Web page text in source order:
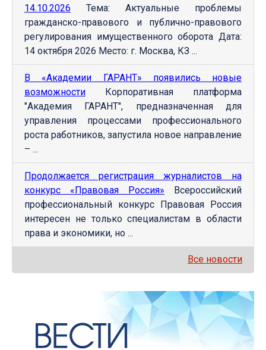
14.10.2026 Тема: Актуальные проблемы
гражданско-правового и публично-правового
регулирования имущественного оборота Дата:
14 октября 2026 Место: г. Москва, КЗ ...
В «Академии ГАРАНТ» появились новые
возможности Корпоративная платформа
"Академия ГАРАНТ", предназначенная для
управления процессами профессионального
роста работников, запустила новое направление
– ...
Продолжается регистрация журналистов на
конкурс «Правовая Россия» Всероссийский
профессиональный конкурс Правовая Россия
интересен не только специалистам в области
права и экономики, но ...
Все новости